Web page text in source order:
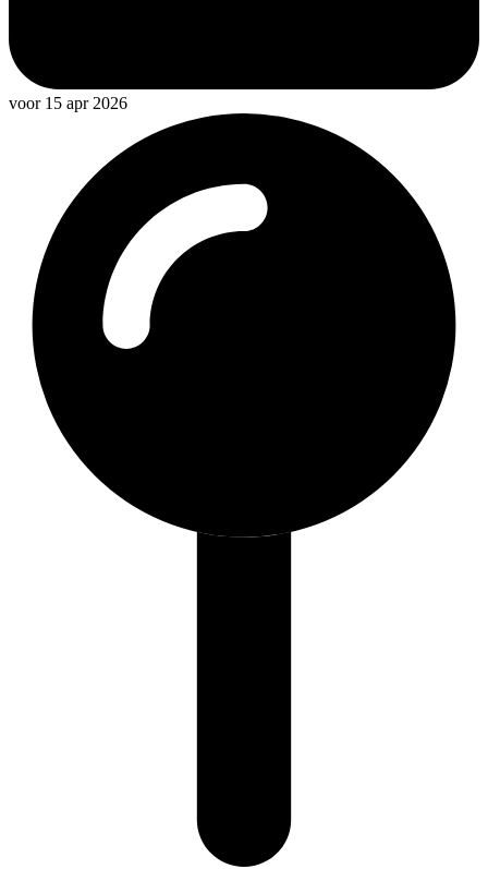
voor 15 apr 2026